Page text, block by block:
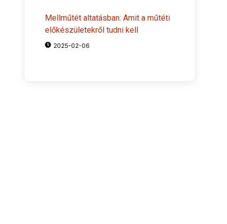
Mellműtét altatásban: Amit a műtéti
előkészületekről tudni kell
2025-02-06